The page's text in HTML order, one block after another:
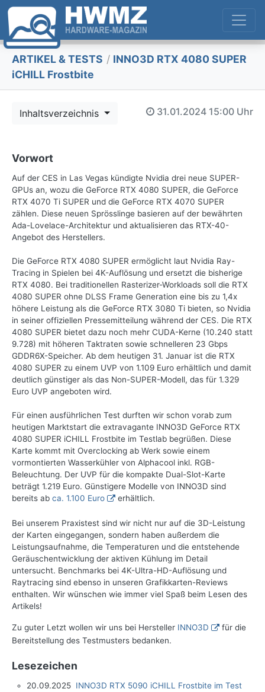
ARTIKEL & TESTS / INNO3D RTX 4080 SUPER
iCHILL Frostbite
Inhaltsverzeichnis 31.01.2024 15:00 Uhr
Vorwort
Auf der CES in Las Vegas kündigte Nvidia drei neue SUPER-
GPUs an, wozu die GeForce RTX 4080 SUPER, die GeForce
RTX 4070 Ti SUPER und die GeForce RTX 4070 SUPER
zählen. Diese neuen Sprösslinge basieren auf der bewährten
Ada-Lovelace-Architektur und aktualisieren das RTX-40-
Angebot des Herstellers.
Die GeForce RTX 4080 SUPER ermöglicht laut Nvidia Ray-
Tracing in Spielen bei 4K-Auflösung und ersetzt die bisherige
RTX 4080. Bei traditionellen Rasterizer-Workloads soll die RTX
4080 SUPER ohne DLSS Frame Generation eine bis zu 1,4x
höhere Leistung als die GeForce RTX 3080 Ti bieten, so Nvidia
in seiner offiziellen Pressemitteilung während der CES. Die RTX
4080 SUPER bietet dazu noch mehr CUDA-Kerne (10.240 statt
9.728) mit höheren Taktraten sowie schnelleren 23 Gbps
GDDR6X-Speicher. Ab dem heutigen 31. Januar ist die RTX
4080 SUPER zu einem UVP von 1.109 Euro erhältlich und damit
deutlich günstiger als das Non-SUPER-Modell, das für 1.329
Euro UVP angeboten wird.
Für einen ausführlichen Test durften wir schon vorab zum
heutigen Marktstart die extravagante INNO3D GeForce RTX
4080 SUPER iCHILL Frostbite im Testlab begrüßen. Diese
Karte kommt mit Overclocking ab Werk sowie einem
vormontierten Wasserkühler von Alphacool inkl. RGB-
Beleuchtung. Der UVP für die kompakte Dual-Slot-Karte
beträgt 1.219 Euro. Günstigere Modelle von INNO3D sind
bereits ab ca. 1.100 Euro erhältlich.
Bei unserem Praxistest sind wir nicht nur auf die 3D-Leistung
der Karten eingegangen, sondern haben außerdem die
Leistungsaufnahme, die Temperaturen und die entstehende
Geräuschentwicklung der aktiven Kühlung im Detail
untersucht. Benchmarks bei 4K-Ultra-HD-Auflösung und
Raytracing sind ebenso in unseren Grafikkarten-Reviews
enthalten. Wir wünschen wie immer viel Spaß beim Lesen des
Artikels!
Zu guter Letzt wollen wir uns bei Hersteller INNO3D
für die
Bereitstellung des Testmusters bedanken.
Lesezeichen
20.09.2025 INNO3D RTX 5090 iCHILL Frostbite im Test